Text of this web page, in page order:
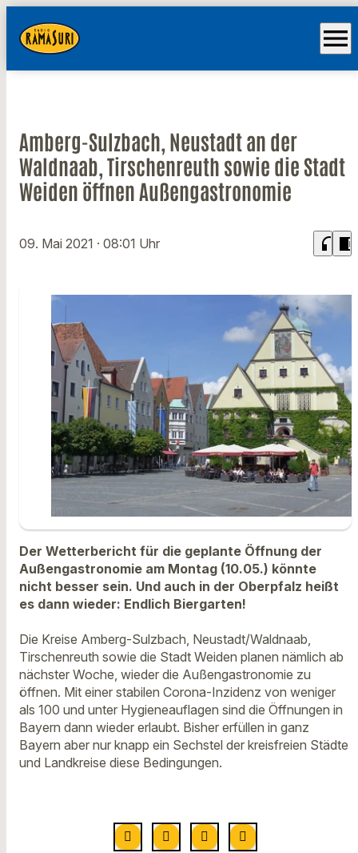
menu
Amberg-Sulzbach, Neustadt an der
Waldnaab, Tirschenreuth sowie die Stadt
Weiden öffnen Außengastronomie
09. Mai 2021 · 08:01 Uhr headphones chrome_reader_mode
Der Wetterbericht für die geplante Öffnung der
Außengastronomie am Montag (10.05.) könnte
nicht besser sein. Und auch in der Oberpfalz heißt
es dann wieder: Endlich Biergarten!
Die Kreise Amberg-Sulzbach, Neustadt/Waldnaab,
Tirschenreuth sowie die Stadt Weiden planen nämlich ab
nächster Woche, wieder die Außengastronomie zu
öffnen. Mit einer stabilen Corona-Inzidenz von weniger
als 100 und unter Hygieneauflagen sind die Öffnungen in
Bayern dann wieder erlaubt. Bisher erfüllen in ganz
Bayern aber nur knapp ein Sechstel der kreisfreien Städte
und Landkreise diese Bedingungen.